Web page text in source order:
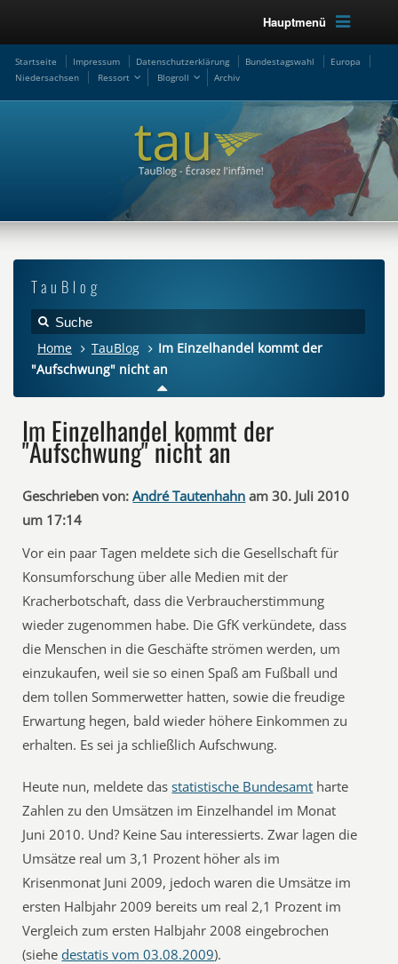
Hauptmenü
Startseite Impressum Datenschutzerklärung Bundestagswahl
Europa
Niedersachsen
Ressort Blogroll Archiv
TauBlog
Home TauBlog
Im Einzelhandel kommt der
"Aufschwung" nicht an
Im Einzelhandel kommt der
"Aufschwung" nicht an
Geschrieben von: André Tautenhahn am 30. Juli 2010
um 17:14
Vor ein paar Tagen meldete sich die Gesellschaft für
Konsumforschung über alle Medien mit der
Kracherbotschaft, dass die Verbraucherstimmung
wieder zugenommen habe. Die GfK verkündete, dass
die Menschen in die Geschäfte strömen werden, um
einzukaufen, weil sie so einen Spaß am Fußball und
dem tollen Sommerwetter hatten, sowie die freudige
Erwartung hegen, bald wieder höhere Einkommen zu
erhalten. Es sei ja schließlich Aufschwung.
Heute nun, meldete dasstatistische Bundesamt harte
Zahlen zu den Umsätzen im Einzelhandel im Monat
Juni 2010. Und? Keine Sau interessierts. Zwar lagen die
Umsätze real um 3,1 Prozent höher als im
Krisenmonat Juni 2009, jedoch waren die Umsätze im
ersten Halbjahr 2009 bereits um real 2,1 Prozent im
Vergleich zum ersten Halbjahr 2008 eingebrochen
(siehedestatis vom 03.08.2009).